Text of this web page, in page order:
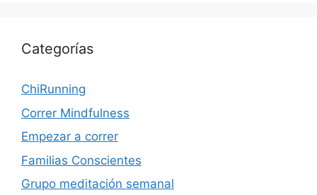
Categorías
ChiRunning
Correr Mindfulness
Empezar a correr
Familias Conscientes
Grupo meditación semanal